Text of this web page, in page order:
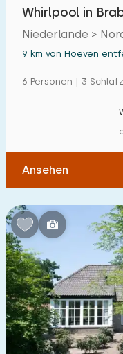
Whirlpool in
Niederlande >
9 km von Hoeven
6 Personen | 3
Ansehen